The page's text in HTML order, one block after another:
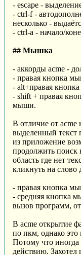
- escape -
- ctrl-f -
несколько -
- ctrl-a - начало/
## Мышка
- аккорды acme -
- правая кнопка
- alt+правая
- shift + правая
мыши.
В отличие от
выделенный текст
из приложение
продолжить поиск
область где нет
кликнуть на слово
- правая кнопка
- средняя кнопка
вызов программ,
В acme открытие
по пкм, однако это
Потому что иногда
действию. Захотел